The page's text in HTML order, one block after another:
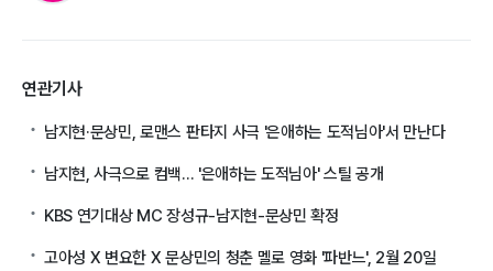
연관기사
남지현·문상민, 로맨스 판타지 사극 '은애하는 도적님아'서 만난다
남지현, 사극으로 컴백... '은애하는 도적님아' 스틸 공개
KBS 연기대상 MC 장성규-남지현-문상민 확정
고아성 X 변요한 X 문상민의 청춘 멜로 영화 '파반느', 2월 20일